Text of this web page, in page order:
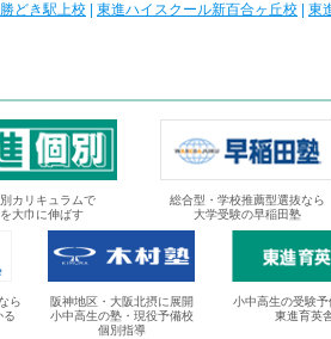
どき駅上校 東進ハイスクール新百合ヶ丘校 東
カリキュラムで
大巾に伸ばす
総合型・学校推薦型選抜なら
大学受験の早稲田塾
ら
る
阪神地区・大阪北摂に展開
小中高生の塾・現役予備校
個別指導
小中高生の受験
東進育英